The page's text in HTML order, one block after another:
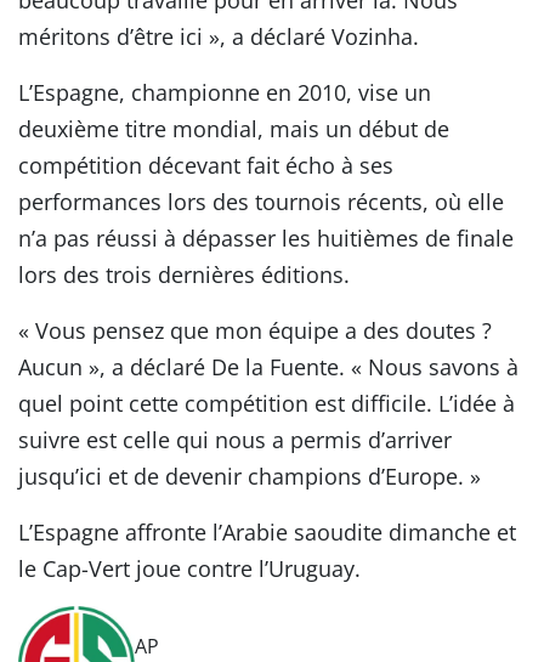
méritons d’être ici », a déclaré Vozinha.
L’Espagne, championne en 2010, vise un
deuxième titre mondial, mais un début de
compétition décevant fait écho à ses
performances lors des tournois récents, où elle
n’a pas réussi à dépasser les huitièmes de finale
lors des trois dernières éditions.
« Vous pensez que mon équipe a des doutes ?
Aucun », a déclaré De la Fuente. « Nous savons à
quel point cette compétition est difficile. L’idée à
suivre est celle qui nous a permis d’arriver
jusqu’ici et de devenir champions d’Europe. »
L’Espagne affronte l’Arabie saoudite dimanche et
le Cap-Vert joue contre l’Uruguay.
AP